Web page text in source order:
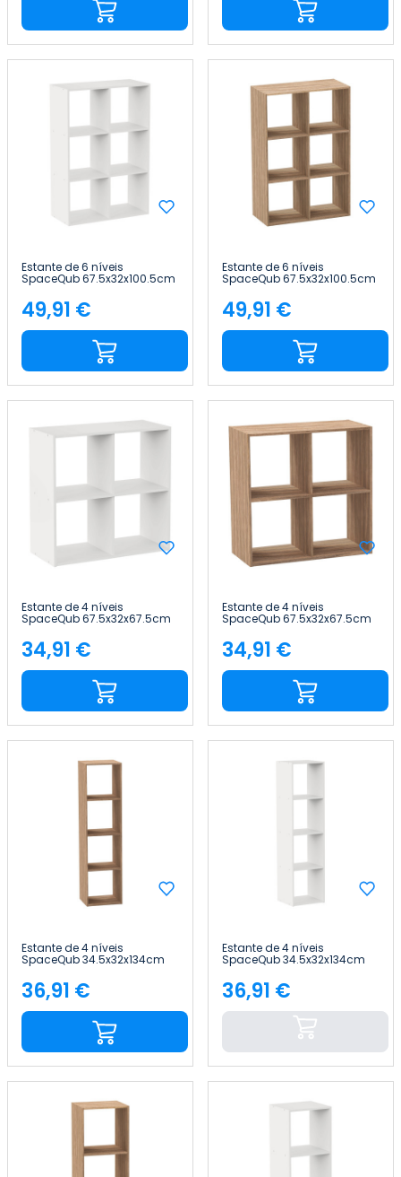
Estante de 6 níveis
SpaceQub 67.5x32x100.5cm
7house
Preço
49,91 €
Estante de 6 níveis
SpaceQub 67.5x32x100.5cm
7house
Preço
49,91 €
Estante de 4 níveis
SpaceQub 67.5x32x67.5cm
Preço
34,91 €
Estante de 4 níveis
SpaceQub 67.5x32x67.5cm
Preço
34,91 €
Estante de 4 níveis
SpaceQub 34.5x32x134cm
7house
Preço
36,91 €
Estante de 4 níveis
SpaceQub 34.5x32x134cm
7house
Preço
36,91 €